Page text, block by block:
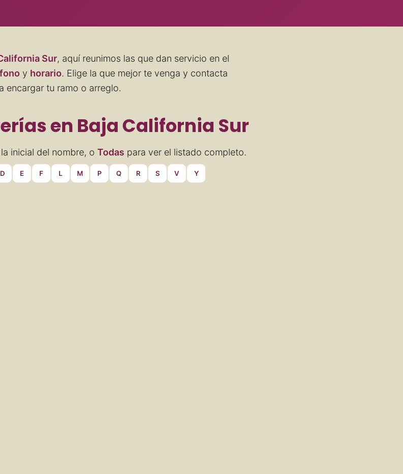
Sur, aquí reunimos las que dan servicio en el
y horario. Elige la que mejor te venga y contacta
encargar tu ramo o arreglo.
en Baja California Sur
inicial del nombre, o Todas para ver el listado completo.
D E F L M P Q R S V Y